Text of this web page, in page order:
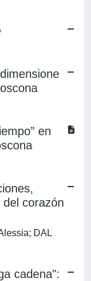
en
corazón
DAL
cadena":